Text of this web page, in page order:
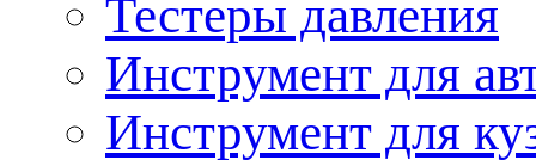
Тестеры давления
Инструмент для
Инструмент для